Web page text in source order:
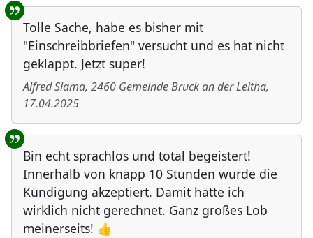
Tolle Sache, habe es bisher mit
"Einschreibbriefen" versucht und es hat nicht
geklappt. Jetzt super!
Alfred Slama, 2460 Gemeinde Bruck an der Leitha,
17.04.2025
Bin echt sprachlos und total begeistert!
Innerhalb von knapp 10 Stunden wurde die
Kündigung akzeptiert. Damit hätte ich
wirklich nicht gerechnet. Ganz großes Lob
meinerseits! 👍